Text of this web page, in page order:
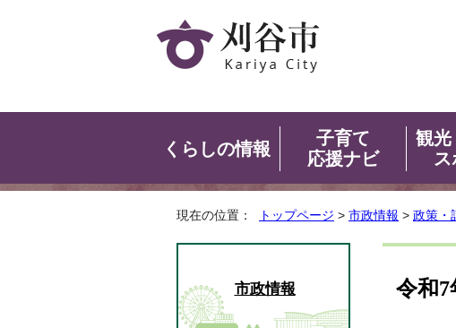
くらしの情報
子育て
応援ナビ
観光
現在の位置： トップページ > 市政情報 > 政策・
令和7
市政情報